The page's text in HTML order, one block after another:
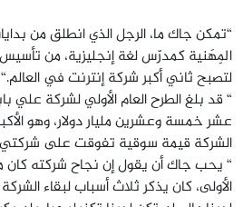
“تمكن جاك ما، الرجل الذي انطلق من
المِهَنية كمدرّس لغة إنجليزية، من
لتصبح ثاني أكبر شركة إنترنت في العالم.“
“ قد بلغ الطرح العام الأولي لشركة علي
عشر خمسة وعشرين مليار دولار، وهو
الشركة قيمة سوقية تفوقت على شركتي
“ يحب جاك أن يقول إن نجاح شركته
الأولى، كان يذكر ثلاث أسباب لبقاء